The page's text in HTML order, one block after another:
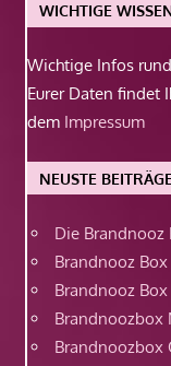
WICHTIGE
Wichtige Infos
Eurer Daten findet
dem Impressum
NEUSTE
Die Brandnooz
Brandnooz Box
Brandnooz
Brandnoozbox
Brandnoozbox